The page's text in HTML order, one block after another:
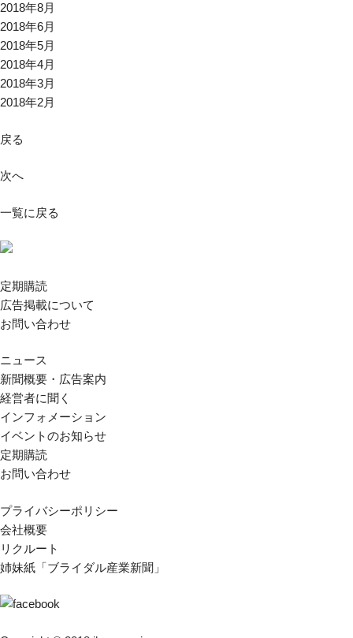
2018年8月
2018年6月
2018年5月
2018年4月
2018年3月
2018年2月
戻る
次へ
一覧に戻る
定期購読
広告掲載について
お問い合わせ
ニュース
新聞概要・広告案内
経営者に聞く
インフォメーション
イベントのお知らせ
定期購読
お問い合わせ
プライバシーポリシー
会社概要
リクルート
姉妹紙「ブライダル産業新聞」